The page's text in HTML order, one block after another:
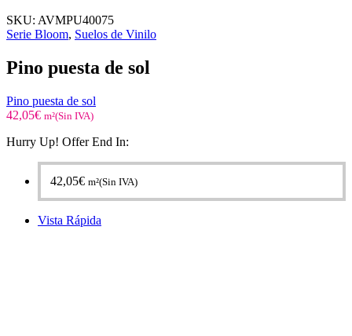
SKU: AVMPU40075
Serie Bloom, Suelos de Vinilo
Pino puesta de sol
Pino puesta de sol
42,05€ m²(Sin IVA)
Hurry Up! Offer End In:
42,05€ m²(Sin IVA)
Vista Rápida